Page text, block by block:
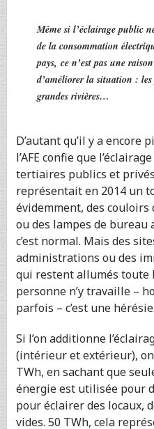
Même si l’éclairage public
de la consommation
pays, ce n’est pas une
d’améliorer la situation :
grandes rivières…
D’autant qu’il y a encore
l’AFE confie que
tertiaires publics et
représentait en 2014 un
évidemment, des
ou des lampes de bureau
c’est normal. Mais des
administrations ou des
qui restent allumés toute
personne n’y travaille –
parfois – c’est une hérésie.
Si l’on additionne
(intérieur et extérieur),
TWh, en sachant que
énergie est utilisée pour
pour éclairer des locaux,
vides. 50 TWh, cela